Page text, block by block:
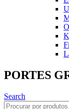
PORTES
Search